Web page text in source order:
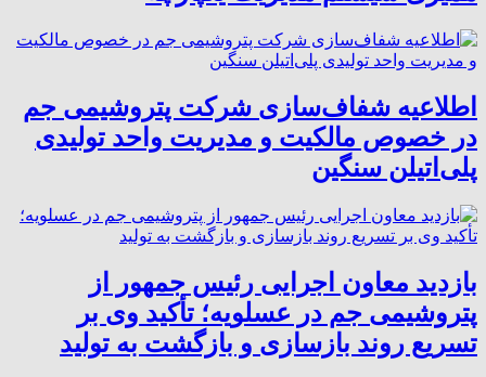
اطلاعیه شفاف‌سازی شرکت پتروشیمی جم
در خصوص مالکیت و مدیریت واحد تولیدی
پلی‌اتیلن سنگین
بازدید معاون اجرایی رئیس جمهور از
پتروشیمی جم در عسلویه؛ تأکید وی بر
تسریع روند بازسازی و بازگشت به تولید